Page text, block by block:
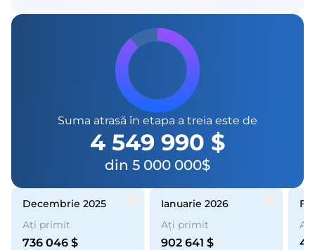
Suma atrasă în etapa a treia este de
4 549 990 $
din 5 000 000$
decembrie 2025
Ați primit
736 046 $
ianuarie 2026
Ați primit
902 641 $